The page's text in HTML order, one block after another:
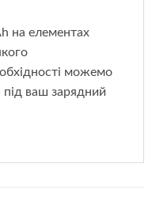
на елементах
можемо
під ваш зарядний